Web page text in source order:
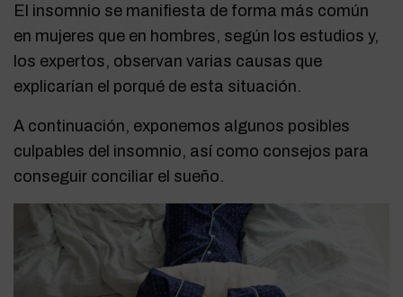
El insomnio se manifiesta de forma más común
en mujeres que en hombres, según los estudios y,
los expertos, observan varias causas que
explicarían el porqué de esta situación.
A continuación, exponemos algunos posibles
culpables del insomnio, así como consejos para
conseguir conciliar el sueño.